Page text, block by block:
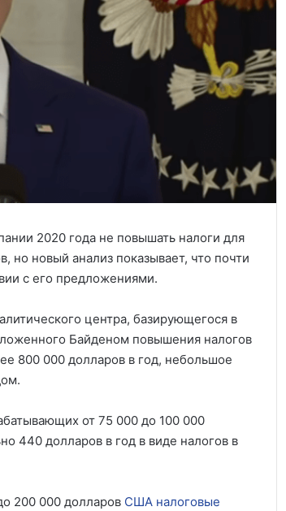
2020 года не повышать налоги для
новый анализ показывает, что почти
с его предложениями.
центра, базирующегося в
Байденом повышения налогов
800 000 долларов в год, небольшое
от 75 000 до 100 000
440 долларов в год в виде налогов в
200 000 долларов США налоговые